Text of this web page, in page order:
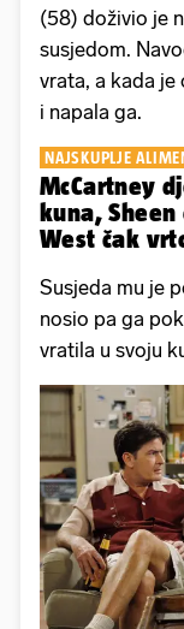
(58) doživio je
susjedom.
vrata, a kada je
i napala ga.
NAJSKUPLJE
McCartney
kuna,
West čak
Susjeda mu je
nosio pa ga
vratila u svoju